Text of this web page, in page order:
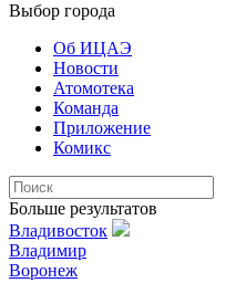
Выбор города
Об ИЦАЭ
Новости
Атомотека
Команда
Приложение
Комикс
Больше результатов
Владивосток
Владимир
Воронеж